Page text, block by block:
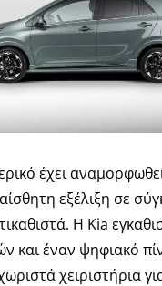
έχει
εξέλιξη σε
Η Kia
και έναν ψηφιακό
χειριστήρια